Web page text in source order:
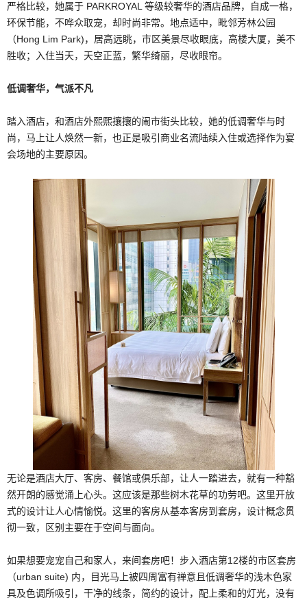
严格比较，她属于 PARKROYAL 等级较奢华的酒店品牌，自成一格，
环保节能，不哗众取宠，却时尚非常。地点适中，毗邻芳林公园
（Hong Lim Park)，居高远眺，市区美景尽收眼底，高楼大厦，美不
胜收；入住当天，天空正蓝，繁华绮丽，尽收眼帘。
低调奢华，气派不凡
踏入酒店，和酒店外熙熙攘攘的闹市街头比较，她的低调奢华与时
尚，马上让人焕然一新，也正是吸引商业名流陆续入住或选择作为宴
会场地的主要原因。
无论是酒店大厅、客房、餐馆或俱乐部，让人一踏进去，就有一种豁
然开朗的感觉涌上心头。这应该是那些树木花草的功劳吧。这里开放
式的设计让人心情愉悦。这里的客房从基本客房到套房，设计概念贯
彻一致，区别主要在于空间与面向。
如果想要宠宠自己和家人，来间套房吧！步入酒店第12楼的市区套房
（urban suite) 内，目光马上被四周富有禅意且低调奢华的浅木色家
具及色调所吸引，干净的线条，简约的设计，配上柔和的灯光，没有